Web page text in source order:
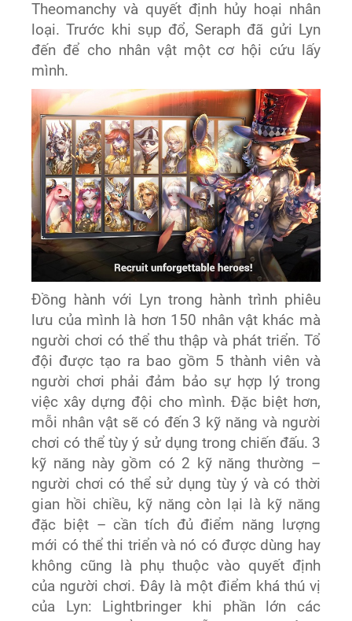
Theomanchy và quyết định hủy hoại nhân
loại. Trước khi sụp đổ, Seraph đã gửi Lyn
đến để cho nhân vật một cơ hội cứu lấy
mình.
Đồng hành với Lyn trong hành trình phiêu
lưu của mình là hơn 150 nhân vật khác mà
người chơi có thể thu thập và phát triển. Tổ
đội được tạo ra bao gồm 5 thành viên và
người chơi phải đảm bảo sự hợp lý trong
việc xây dựng đội cho mình. Đặc biệt hơn,
mỗi nhân vật sẽ có đến 3 kỹ năng và người
chơi có thể tùy ý sử dụng trong chiến đấu. 3
kỹ năng này gồm có 2 kỹ năng thường –
người chơi có thể sử dụng tùy ý và có thời
gian hồi chiều, kỹ năng còn lại là kỹ năng
đặc biệt – cần tích đủ điểm năng lượng
mới có thể thi triển và nó có được dùng hay
không cũng là phụ thuộc vào quyết định
của người chơi. Đây là một điểm khá thú vị
của Lyn: Lightbringer khi phần lớn các